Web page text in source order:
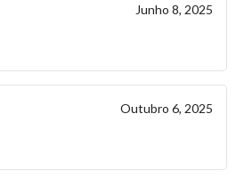
Junho 8, 2025
Outubro 6, 2025